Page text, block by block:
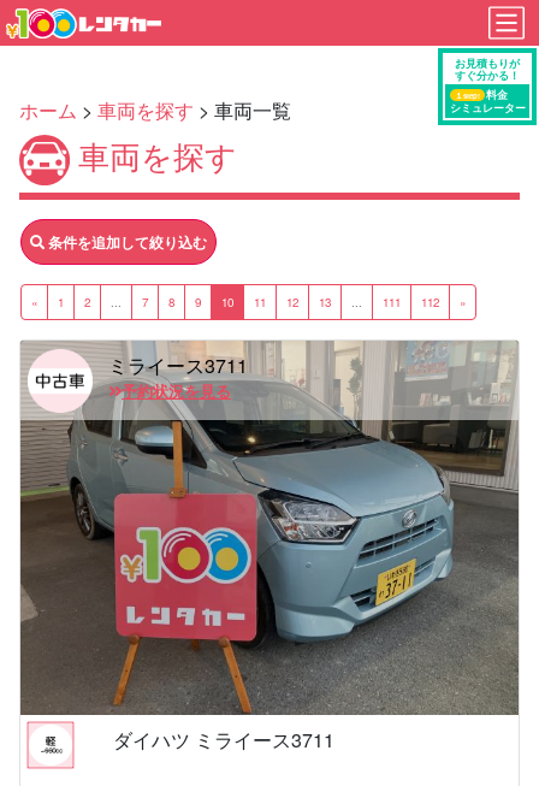
ホーム > 車両を探す > 車両一覧
車両を探す
« 1 2 ... 7 8 9 10 11 12 13 ... 111 112 »
条件を追加して絞り込む
ミライース3711
予約状況を見る
ダイハツ ミライース3711